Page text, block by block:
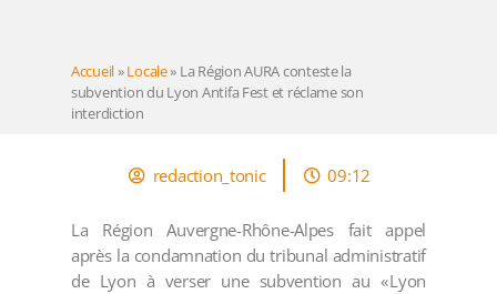
Accueil»Locale» La Région AURA conteste la
subvention du Lyon Antifa Fest et réclame son
interdiction
redaction_tonic 09:12
La Région Auvergne-Rhône-Alpes fait appel
après la condamnation du tribunal administratif
de Lyon à verser une subvention au « Lyon